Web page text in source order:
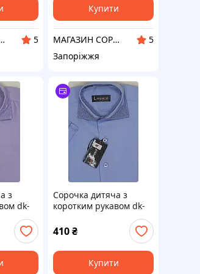
"Dendy"
5
Купити
МАГАЗИН СОРОЧОК VIK
5
Запоріжжя
з
dk-
Сорочка дитяча з
коротким рукавом dk-
0011 Lagard однотонна
блакитна комбінована
приталені
410₴
Купити